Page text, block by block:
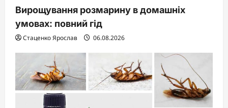
Вирощування розмарину в домашніх
умовах: повний гід
Стаценко Ярослав 06.08.2026